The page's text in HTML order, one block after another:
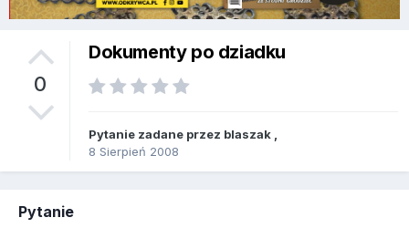
0
Dokumenty po dziadku
Pytanie zadane przez blaszak
8 Sierpień 2008
Pytanie